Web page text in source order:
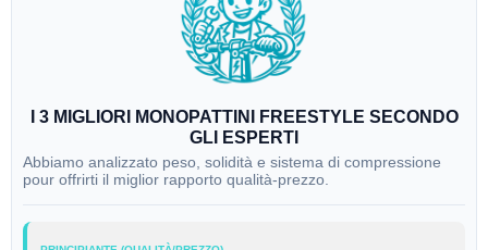
I 3 MIGLIORI MONOPATTINI FREESTYLE SECONDO
GLI ESPERTI
Abbiamo analizzato peso, solidità e sistema di compressione
pour offrirti il miglior rapporto qualità-prezzo.